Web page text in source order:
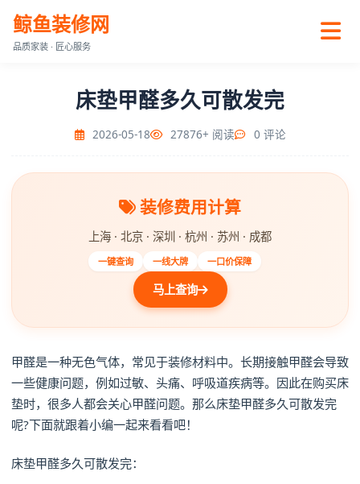
鲸鱼装修网
品质家装 · 匠心服务
床垫甲醛多久可散发完
2026-05-18 27876+ 阅读 0 评论
装修费用计算
上海 · 北京 · 深圳 · 杭州 · 苏州 · 成都
一键查询 一线大牌 一口价保障
马上查询
甲醛是一种无色气体，常见于装修材料中。长期接触甲醛会导致
一些健康问题，例如过敏、头痛、呼吸道疾病等。因此在购买床
垫时，很多人都会关心甲醛问题。那么床垫甲醛多久可散发完
呢?下面就跟着小编一起来看看吧！
床垫甲醛多久可散发完：